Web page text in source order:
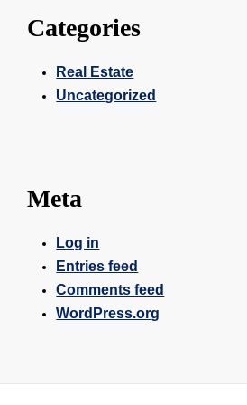
Categories
Real Estate
Uncategorized
Meta
Log in
Entries feed
Comments feed
WordPress.org